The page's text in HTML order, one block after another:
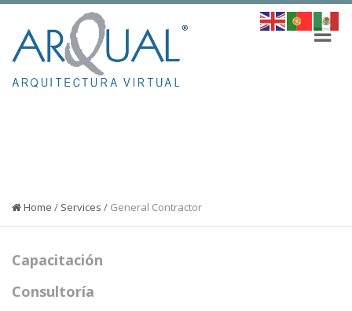
Home / Services / General Contractor
Capacitación
Consultoría